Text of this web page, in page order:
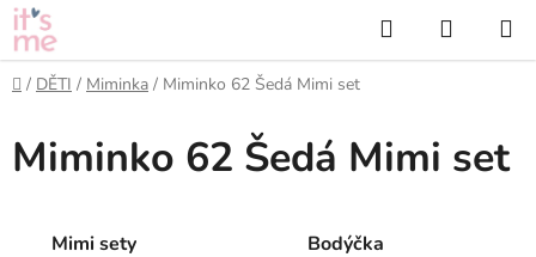
Přejít
na
obsah
Hledat
KOŠÍK
Domů
/ DĚTI / Miminka / Miminko 62 Šedá Mimi set
Miminko 62 Šedá Mimi set
Mimi sety Bodýčka